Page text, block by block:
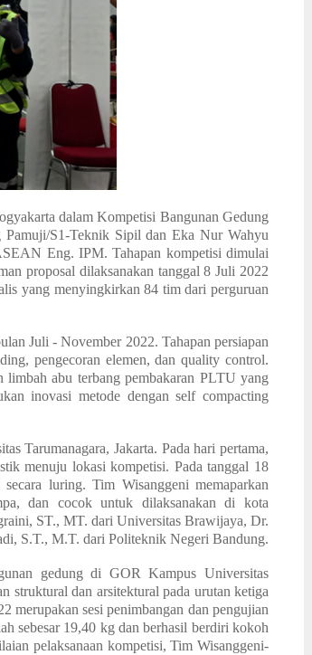
dalam Kompetisi Bangunan Gedung
Pamuji/S1-Teknik Sipil dan Eka Nur Wahyu
Eng. IPM. Tahapan kompetisi dimulai
proposal dilaksanakan tanggal 8 Juli 2022
yang menyingkirkan 84 tim dari perguruan
Juli - November 2022. Tahapan persiapan
pengecoran elemen, dan quality control.
limbah abu terbang pembakaran PLTU yang
inovasi metode dengan self compacting
Tarumanagara, Jakarta. Pada hari pertama,
menuju lokasi kompetisi. Pada tanggal 18
luring. Tim Wisanggeni memaparkan
dan cocok untuk dilaksanakan di kota
ST., MT. dari Universitas Brawijaya, Dr.
S.T., M.T. dari Politeknik Negeri Bandung.
gedung di GOR Kampus Universitas
struktural dan arsitektural pada urutan ketiga
merupakan sesi penimbangan dan pengujian
sebesar 19,40 kg dan berhasil berdiri kokoh
pelaksanaan kompetisi, Tim Wisanggeni-